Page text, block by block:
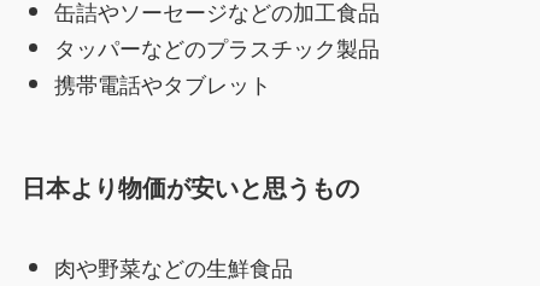
缶詰やソーセージなどの加工食品
タッパーなどのプラスチック製品
携帯電話やタブレット
日本より物価が安いと思うもの
肉や野菜などの生鮮食品